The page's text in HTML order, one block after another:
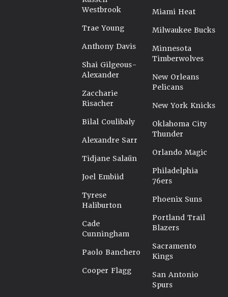
Westbrook
Trae Young
Anthony Davis
Shai Gilgeous-
Alexander
Zaccharie
Risacher
Bilal Coulibaly
Alexandre Sarr
Tidjane Salaün
Joel Embiid
Tyrese
Haliburton
Cade
Cunningham
Paolo Banchero
Cooper Flagg
Miami Heat
Milwaukee Bucks
Minnesota
Timberwolves
New Orleans
Pelicans
New York Knicks
Oklahoma City
Thunder
Orlando Magic
Philadelphia
76ers
Phoenix Suns
Portland Trail
Blazers
Sacramento
Kings
San Antonio
Spurs